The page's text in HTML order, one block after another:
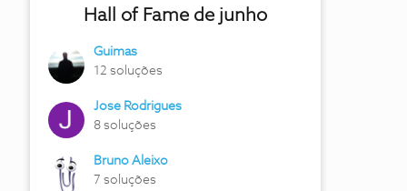
Hall of Fame de junho
Guimas
12 soluções
Jose Rodrigues
8 soluções
Bruno Aleixo
7 soluções